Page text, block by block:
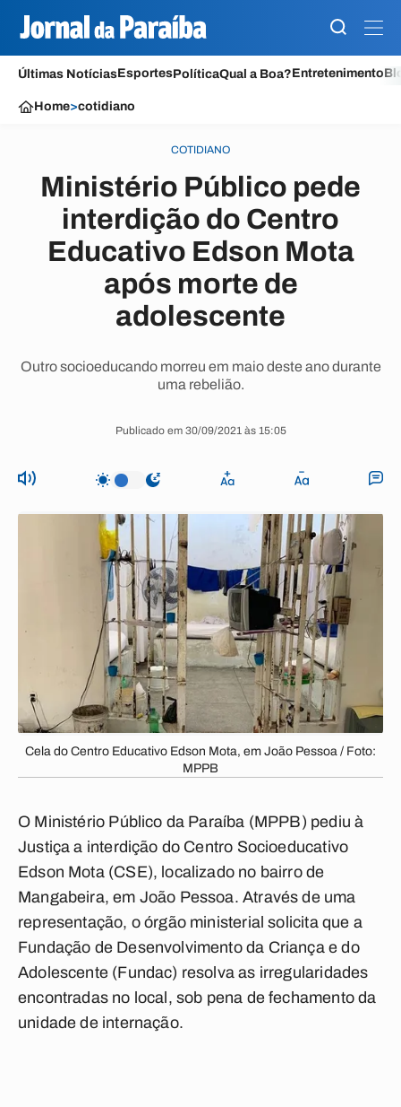
Últimas NotíciasEsportesPolíticaQual a Boa?Entretenimento
Home>cotidiano
COTIDIANO
Ministério Público pede
interdição do Centro
Educativo Edson Mota
após morte de
adolescente
Outro socioeducando morreu em maio deste ano durante
uma rebelião.
Publicado em 30/09/2021 às 15:05
Cela do Centro Educativo Edson Mota, em João Pessoa / Foto:
MPPB
O Ministério Público da Paraíba (MPPB) pediu à
Justiça a interdição do Centro Socioeducativo
Edson Mota (CSE), localizado no bairro de
Mangabeira, em João Pessoa. Através de uma
representação, o órgão ministerial solicita que a
Fundação de Desenvolvimento da Criança e do
Adolescente (Fundac) resolva as irregularidades
encontradas no local, sob pena de fechamento da
unidade de internação.